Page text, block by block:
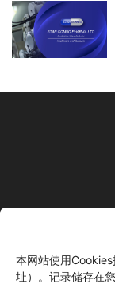
本网站使用
址）。记录储存在